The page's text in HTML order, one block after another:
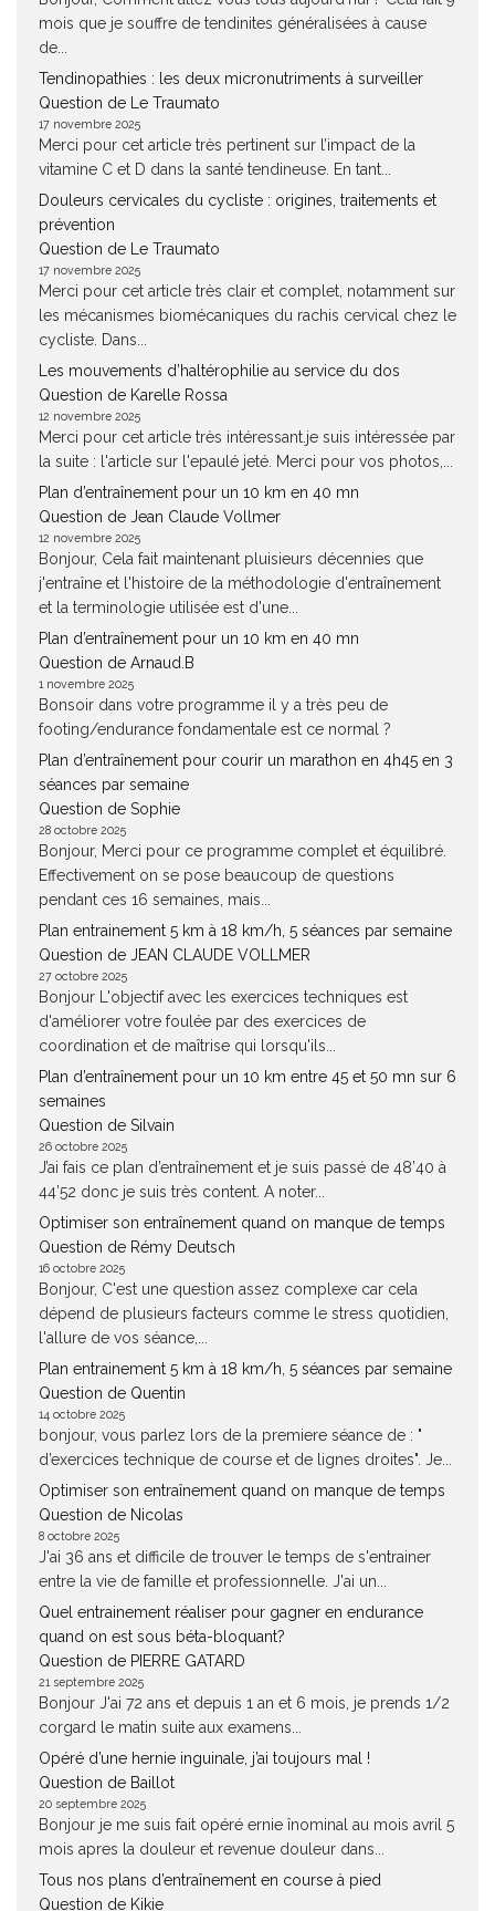
mois que je souffre de tendinites généralisées à cause
de...
Tendinopathies : les deux micronutriments à surveiller
Question de Le Traumato
17 novembre 2025
Merci pour cet article très pertinent sur l’impact de la
vitamine C et D dans la santé tendineuse. En tant...
Douleurs cervicales du cycliste : origines, traitements et
prévention
Question de Le Traumato
17 novembre 2025
Merci pour cet article très clair et complet, notamment sur
les mécanismes biomécaniques du rachis cervical chez le
cycliste. Dans...
Les mouvements d’haltérophilie au service du dos
Question de Karelle Rossa
12 novembre 2025
Merci pour cet article très intéressant.je suis intéressée par
la suite : l'article sur l'epaulé jeté. Merci pour vos photos,...
Plan d’entraînement pour un 10 km en 40 mn
Question de Jean Claude Vollmer
12 novembre 2025
Bonjour, Cela fait maintenant pluisieurs décennies que
j'entraîne et l'histoire de la méthodologie d'entraînement
et la terminologie utilisée est d'une...
Plan d’entraînement pour un 10 km en 40 mn
Question de Arnaud.B
1 novembre 2025
Bonsoir dans votre programme il y a très peu de
footing/endurance fondamentale est ce normal ?
Plan d’entraînement pour courir un marathon en 4h45 en 3
séances par semaine
Question de Sophie
28 octobre 2025
Bonjour, Merci pour ce programme complet et équilibré.
Effectivement on se pose beaucoup de questions
pendant ces 16 semaines, mais...
Plan entrainement 5 km à 18 km/h, 5 séances par semaine
Question de JEAN CLAUDE VOLLMER
27 octobre 2025
Bonjour L'objectif avec les exercices techniques est
d'améliorer votre foulée par des exercices de
coordination et de maîtrise qui lorsqu'ils...
Plan d’entraînement pour un 10 km entre 45 et 50 mn sur 6
semaines
Question de Silvain
26 octobre 2025
J’ai fais ce plan d’entraînement et je suis passé de 48’40 à
44’52 donc je suis très content. A noter...
Optimiser son entraînement quand on manque de temps
Question de Rémy Deutsch
16 octobre 2025
Bonjour, C'est une question assez complexe car cela
dépend de plusieurs facteurs comme le stress quotidien,
l'allure de vos séance,...
Plan entrainement 5 km à 18 km/h, 5 séances par semaine
Question de Quentin
14 octobre 2025
bonjour, vous parlez lors de la premiere séance de : "
d’exercices technique de course et de lignes droites". Je...
Optimiser son entraînement quand on manque de temps
Question de Nicolas
8 octobre 2025
J'ai 36 ans et difficile de trouver le temps de s'entrainer
entre la vie de famille et professionnelle. J'ai un...
Quel entrainement réaliser pour gagner en endurance
quand on est sous béta-bloquant?
Question de PIERRE GATARD
21 septembre 2025
Bonjour J'ai 72 ans et depuis 1 an et 6 mois, je prends 1/2
corgard le matin suite aux examens...
Opéré d’une hernie inguinale, j’ai toujours mal !
Question de Baillot
20 septembre 2025
Bonjour je me suis fait opéré ernie înominal au mois avril 5
mois apres la douleur et revenue douleur dans...
Tous nos plans d’entraînement en course à pied
Question de Kikie